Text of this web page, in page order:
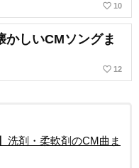
favorite_border 10
かしいCMソングま
favorite_border 12
洗剤・柔軟剤のCM曲ま